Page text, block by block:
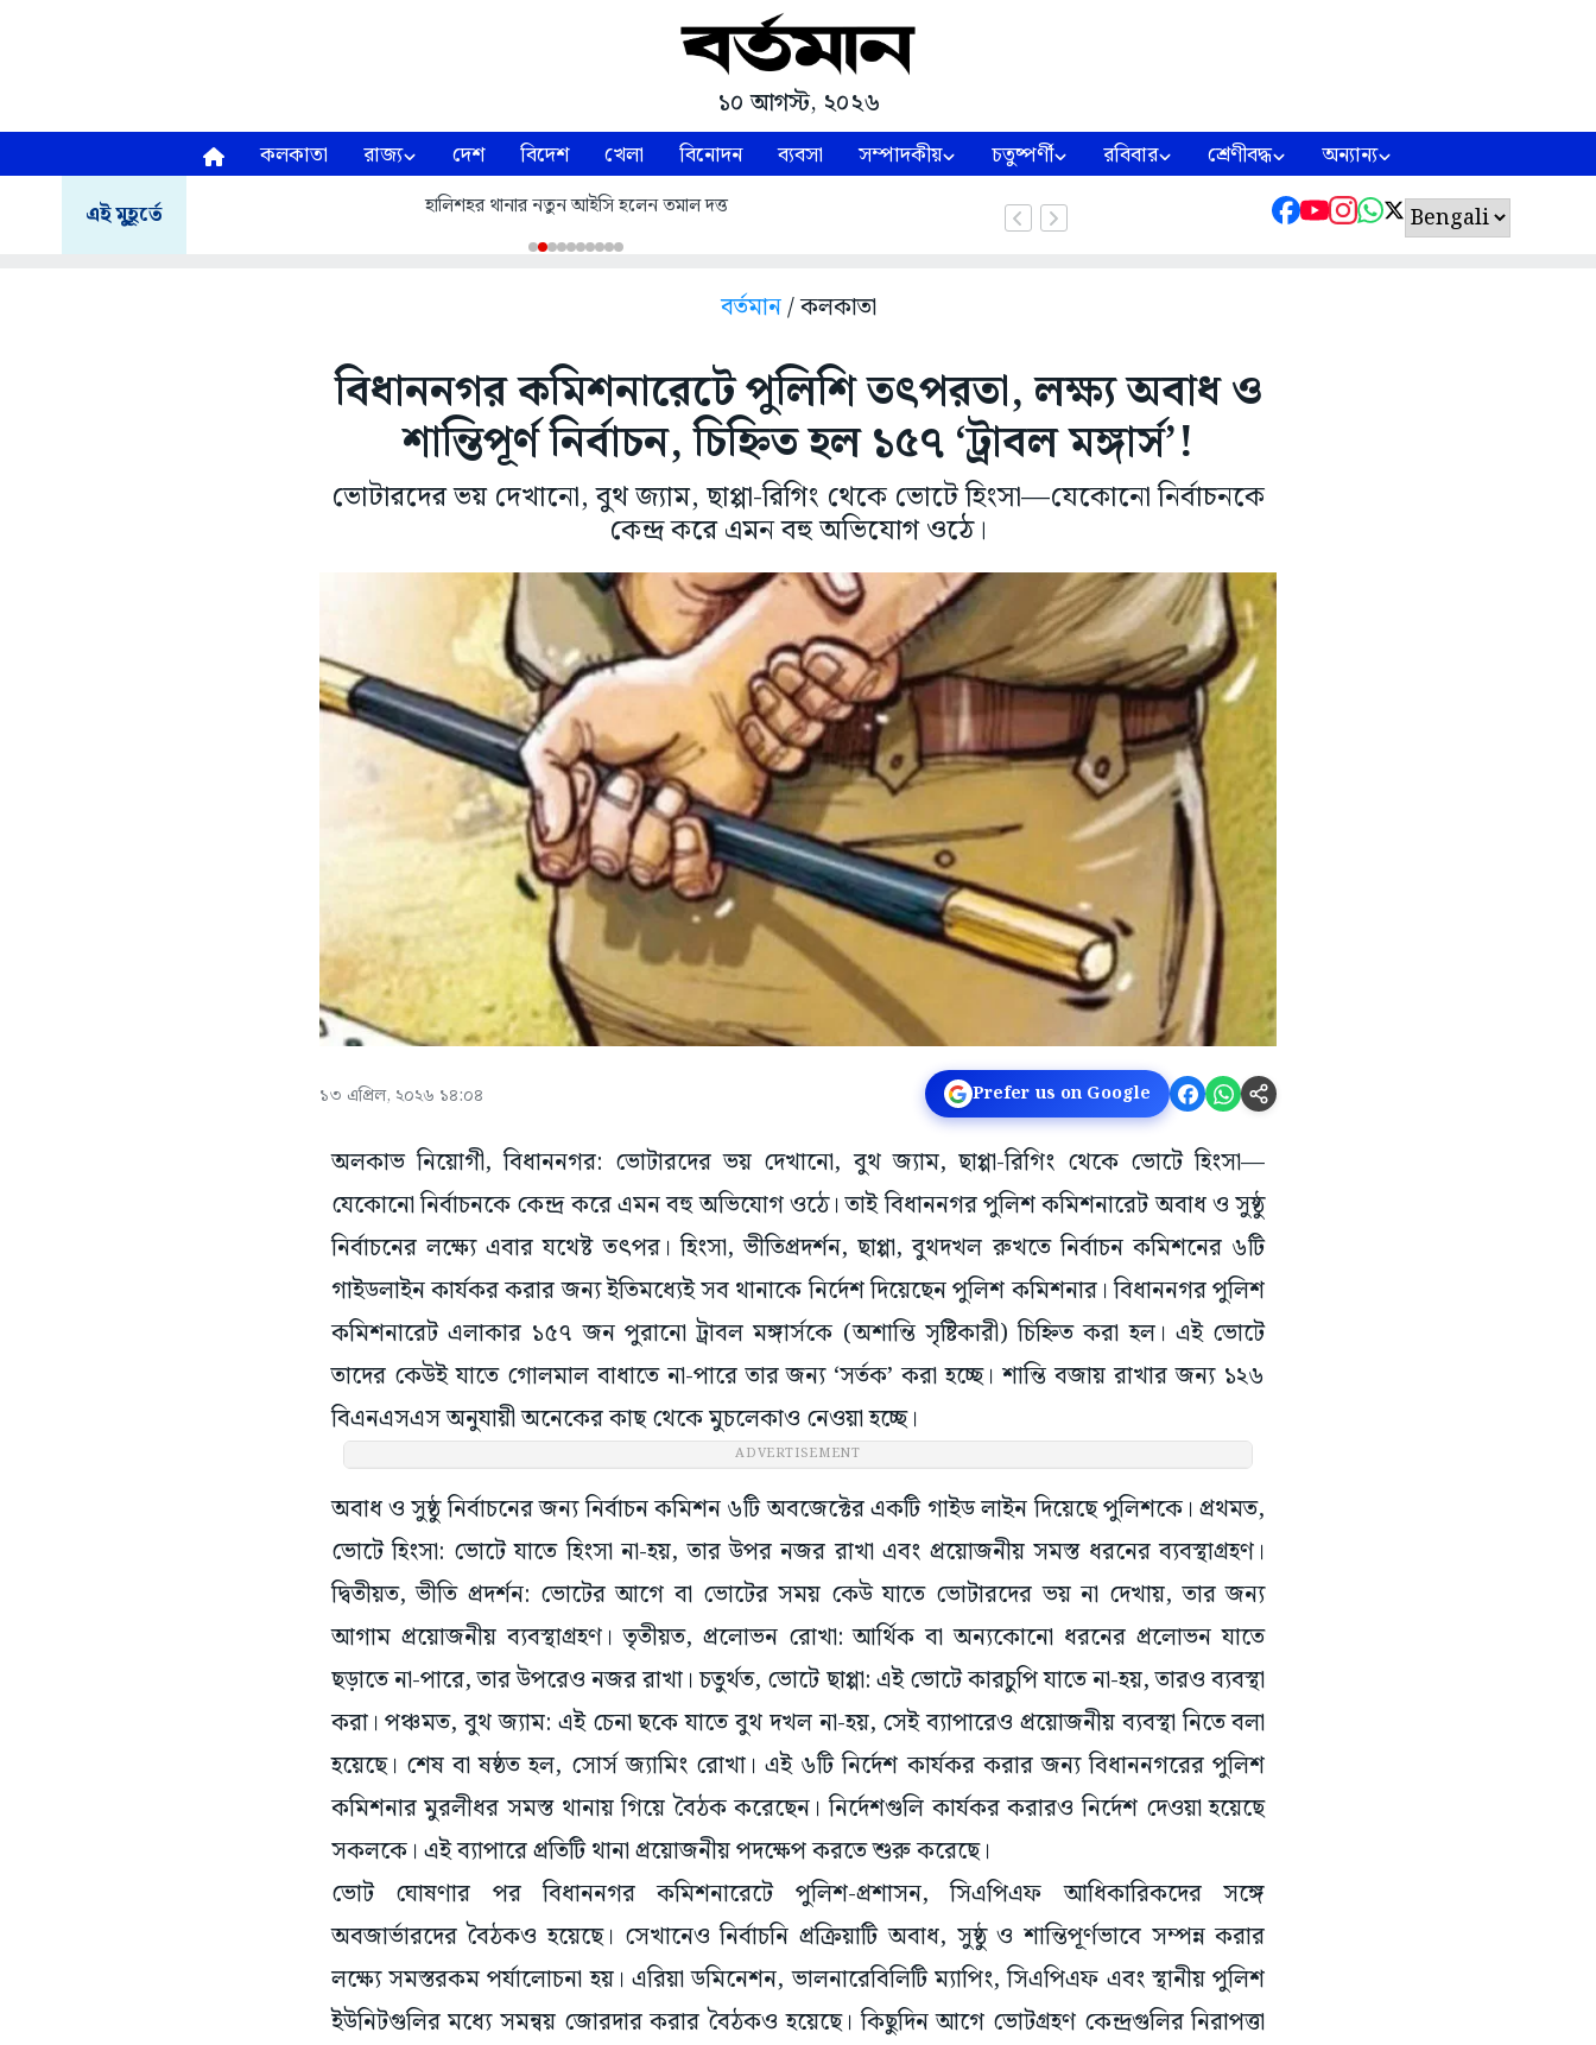
১০ আগস্ট, ২০২৬
কলকাতা রাজ্য দেশ বিদেশ খেলা বিনোদন ব্যবসা সম্পাদকীয় চতুষ্পর্ণী রবিবার শ্রেণীবদ্ধ অন্যান্য
এই মুহূর্তে হালিশহর থানার নতুন আইসি হলেন তমাল দত্ত
বর্তমান/ কলকাতা
বিধাননগর কমিশনারেটে পুলিশি তৎপরতা, লক্ষ্য অবাধ ও
শান্তিপূর্ণ নির্বাচন, চিহ্নিত হল ১৫৭ ‘ট্রাবল মঙ্গার্স’!
ভোটারদের ভয় দেখানো, বুথ জ্যাম, ছাপ্পা-রিগিং থেকে ভোটে হিংসা—যেকোনো নির্বাচনকে
কেন্দ্র করে এমন বহু অভিযোগ ওঠে।
১৩ এপ্রিল, ২০২৬ ১৪:০৪ Prefer us on Google
অলকাভ নিয়োগী, বিধাননগর: ভোটারদের ভয় দেখানো, বুথ জ্যাম, ছাপ্পা-রিগিং থেকে ভোটে হিংসা—
যেকোনো নির্বাচনকে কেন্দ্র করে এমন বহু অভিযোগ ওঠে। তাই বিধাননগর পুলিশ কমিশনারেট অবাধ ও সুষ্ঠু
নির্বাচনের লক্ষ্যে এবার যথেষ্ট তৎপর। হিংসা, ভীতিপ্রদর্শন, ছাপ্পা, বুথদখল রুখতে নির্বাচন কমিশনের ৬টি
গাইডলাইন কার্যকর করার জন্য ইতিমধ্যেই সব থানাকে নির্দেশ দিয়েছেন পুলিশ কমিশনার। বিধাননগর পুলিশ
কমিশনারেট এলাকার ১৫৭ জন পুরানো ট্রাবল মঙ্গার্সকে (অশান্তি সৃষ্টিকারী) চিহ্নিত করা হল। এই ভোটে
তাদের কেউই যাতে গোলমাল বাধাতে না-পারে তার জন্য ‘সর্তক’ করা হচ্ছে। শান্তি বজায় রাখার জন্য ১২৬
বিএনএসএস অনুযায়ী অনেকের কাছ থেকে মুচলেকাও নেওয়া হচ্ছে।
ADVERTISEMENT
অবাধ ও সুষ্ঠু নির্বাচনের জন্য নির্বাচন কমিশন ৬টি অবজেক্টের একটি গাইড লাইন দিয়েছে পুলিশকে। প্রথমত,
ভোটে হিংসা: ভোটে যাতে হিংসা না-হয়, তার উপর নজর রাখা এবং প্রয়োজনীয় সমস্ত ধরনের ব্যবস্থাগ্রহণ।
দ্বিতীয়ত, ভীতি প্রদর্শন: ভোটের আগে বা ভোটের সময় কেউ যাতে ভোটারদের ভয় না দেখায়, তার জন্য
আগাম প্রয়োজনীয় ব্যবস্থাগ্রহণ। তৃতীয়ত, প্রলোভন রোখা: আর্থিক বা অন্যকোনো ধরনের প্রলোভন যাতে
ছড়াতে না-পারে, তার উপরেও নজর রাখা। চতুর্থত, ভোটে ছাপ্পা: এই ভোটে কারচুপি যাতে না-হয়, তারও ব্যবস্থা
করা। পঞ্চমত, বুথ জ্যাম: এই চেনা ছকে যাতে বুথ দখল না-হয়, সেই ব্যাপারেও প্রয়োজনীয় ব্যবস্থা নিতে বলা
হয়েছে। শেষ বা ষষ্ঠত হল, সোর্স জ্যামিং রোখা। এই ৬টি নির্দেশ কার্যকর করার জন্য বিধাননগরের পুলিশ
কমিশনার মুরলীধর সমস্ত থানায় গিয়ে বৈঠক করেছেন। নির্দেশগুলি কার্যকর করারও নির্দেশ দেওয়া হয়েছে
সকলকে। এই ব্যাপারে প্রতিটি থানা প্রয়োজনীয় পদক্ষেপ করতে শুরু করেছে।
ভোট ঘোষণার পর বিধাননগর কমিশনারেটে পুলিশ-প্রশাসন, সিএপিএফ আধিকারিকদের সঙ্গে
অবজার্ভারদের বৈঠকও হয়েছে। সেখানেও নির্বাচনি প্রক্রিয়াটি অবাধ, সুষ্ঠু ও শান্তিপূর্ণভাবে সম্পন্ন করার
লক্ষ্যে সমস্তরকম পর্যালোচনা হয়। এরিয়া ডমিনেশন, ভালনারেবিলিটি ম্যাপিং, সিএপিএফ এবং স্থানীয় পুলিশ
ইউনিটগুলির মধ্যে সমন্বয় জোরদার করার বৈঠকও হয়েছে। কিছুদিন আগে ভোটগ্রহণ কেন্দ্রগুলির নিরাপত্তা